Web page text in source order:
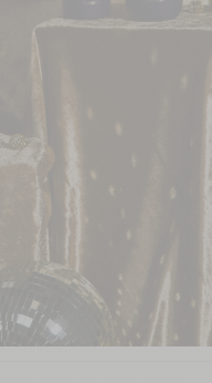
votre eau
une eau aromatisée avec
sucre ajouté ni
et rapidement